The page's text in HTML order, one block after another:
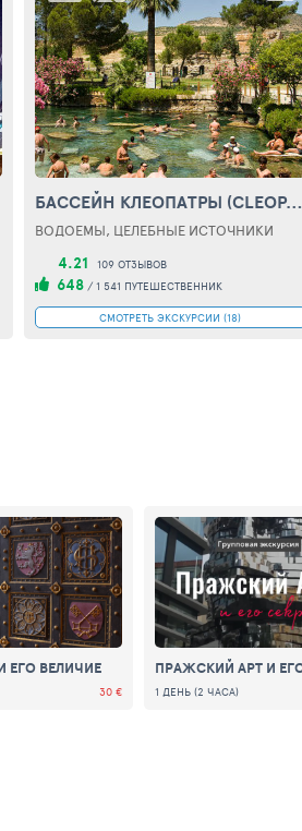
БАССЕЙН КЛЕОПАТРЫ (CLEOPATRA POOLS)
ВОДОЕМЫ, ЦЕЛЕБНЫЕ ИСТОЧНИКИ
4.21 109 ОТЗЫВОВ
648 / 1 541 ПУТЕШЕСТВЕННИК
СМОТРЕТЬ ЭКСКУРСИИ (18)
ЕГО ВЕЛИЧИЕ
30 € 1 ДЕНЬ (2 ЧАСА)